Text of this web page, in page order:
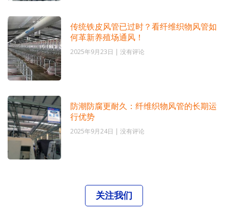
传统铁皮风管已过时？看纤维织物风管如
何革新养殖场通风！
2025年9月23日
没有评论
防潮防腐更耐久：纤维织物风管的长期运
行优势
2025年9月24日
没有评论
关注我们